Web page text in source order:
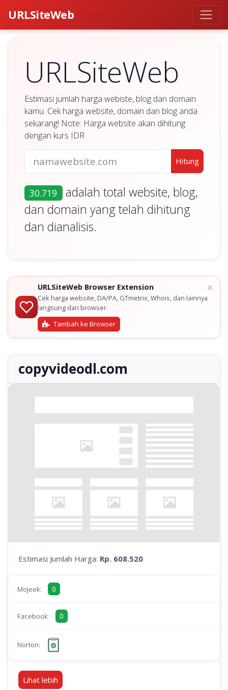
URLSiteWeb
URLSiteWeb
Estimasi jumlah harga webiste, blog dan domain
kamu. Cek harga website, domain dan blog anda
sekarang! Note: Harga website akan dihitung
dengan kurs IDR
30.719 adalah total website, blog,
dan domain yang telah dihitung
dan dianalisis.
URLSiteWeb Browser Extension
Cek harga website, DA/PA, GTmetrix, Whois, dan lainnya
langsung dari browser.
Tambah ke Browser
×
copyvideodl.com
Estimasi Jumlah Harga: Rp. 608.520
Mojeek: 0
Facebook: 0
Norton:
Lihat lebih